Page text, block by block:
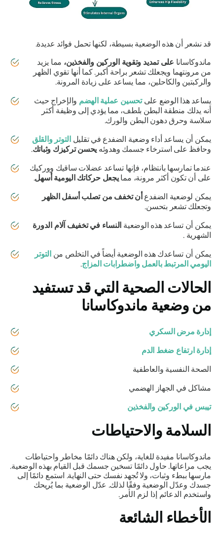
قد نشعر أن هذه الوضعية بسيطة، لكنها تحمل فوائد عديدة.
ماندوكاساناعلى تمديد وتقوية الوركين والفخذين،مما يزيد
من مرونتهما ويجعلك تشعر براحة أكبر. كما أنها تقوي الظهر
والركبتين والكاحلين، مما يساعد على زيادة المرونة.
يساعد هذا الوضع على تحسين عملية الهضموالإخراج حيث
أنه يدلك منطقة البطن بلطف، مما يؤدي إلى وظيفة أكثر
سلاسة وحرق دهون البطن والورك.
يمكن أن يساعد أداء وضعية الضفدع في تقليل التوتر والقلق
وحافظ على استرخاء جسمك وهدوئهيحسن تركيزك وثباتك.
عندما تمارسها بانتظام، فإنها تساعد عضلات ساقيك ووركيك
على أن تكون أكثر مرونة، ممايجعل حركاتك اليومية أسهل.
يمكن لوضعية الضفدعأن تخفف من تصلب أسفل الظهر
وتجعلك تشعر بتحسن.
يمكن أن تساعد هذه الوضعيةالنساء في تخفيف آلامالدورة
الشهرية .
يمكن أن تساعدك هذه الوضعية أيضاً في التخلص منالتوتر
اليومي المرتبط بالعمل واضطرابات المزاج.
الحالات الصحية التي قد تستفيد
منوضعية ماندوكاسانا
إدارة مرض السكري
إدارة ارتفاع ضغط الدم
الصحة النفسية والعاطفية
مشاكل في الجهاز الهضمي
تيبس في الوركين والفخذين
السلامة والاحتياطات
ماندوكاسانامفيدة للغاية، ولكن هناك دائمًا مخاطر واحتياطات
يجب مراعاتها. حاول دائمًا تسخين جسمك قبل القيام بهذه الوضعية.
مارسها ببطء وثبات، ولا تُجهد نفسك حتى النهاية. استمع دائمًا إلى
جسدك وعدّل الوضعية وفقًا لذلك. عدّل الوضعية بما يُريحك
واستخدم الدعائم إذا لزم الأمر.
الأخطاء الشائعة